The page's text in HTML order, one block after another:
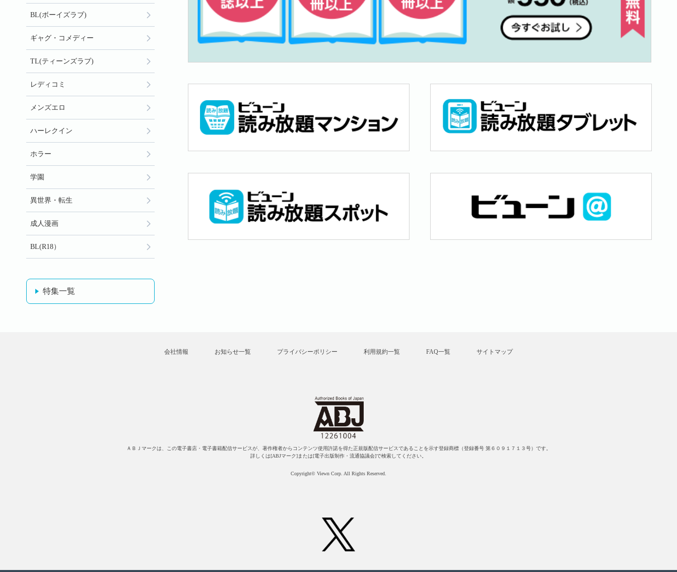
BL(ボーイズラブ)
ギャグ・コメディー
TL(ティーンズラブ)
レディコミ
メンズエロ
ハーレクイン
ホラー
学園
異世界・転生
成人漫画
BL(R18）
特集一覧
会社情報 お知らせ一覧 プライバシーポリシー 利用規約一覧 FAQ一覧 サイトマップ
ＡＢＪマークは、この電子書店・電子書籍配信サービスが、著作権者からコンテンツ使用許諾を得た正規版配信サービスであることを示す登録商標（登録番号 第６０９１７１３号）です。
詳しくは[ABJマーク]または[電子出版制作・流通協議会]で検索してください。
Copyright© Viewn Corp. All Rights Reserved.